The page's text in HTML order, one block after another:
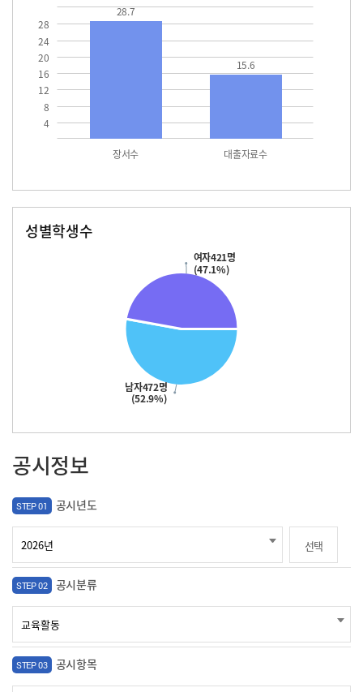
4
8
12
16
20
24
28
장서수 대출자료수
28.7
15.6
성별학생수
남자472명
(52.9%)
여자421명
(47.1%)
공시정보
STEP 01 공시년도
선택
STEP 02 공시분류
STEP 03 공시항목